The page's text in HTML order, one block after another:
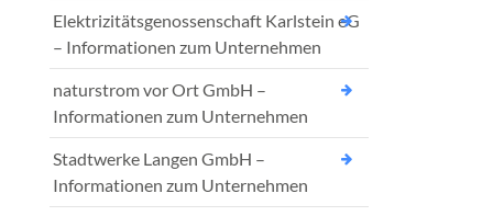
Elektrizitätsgenossenschaft Karlstein eG
– Informationen zum Unternehmen
naturstrom vor Ort GmbH –
Informationen zum Unternehmen
Stadtwerke Langen GmbH –
Informationen zum Unternehmen